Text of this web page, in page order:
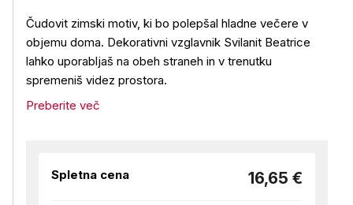
Čudovit zimski motiv, ki bo polepšal hladne večere v
objemu doma. Dekorativni vzglavnik Svilanit Beatrice
lahko uporabljaš na obeh straneh in v trenutku
spremeniš videz prostora.
Preberite več
Spletna cena 16,65 €